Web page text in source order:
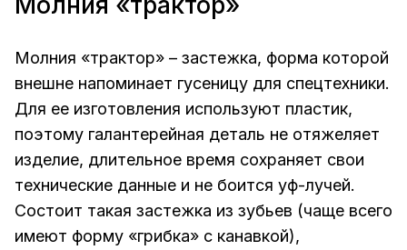
Молния «трактор» – застежка, форма которой
внешне напоминает гусеницу для спецтехники.
Для ее изготовления используют пластик,
поэтому галантерейная деталь не отяжеляет
изделие, длительное время сохраняет свои
технические данные и не боится уф-лучей.
Состоит такая застежка из зубьев (чаще всего
имеют форму «грибка» с канавкой),